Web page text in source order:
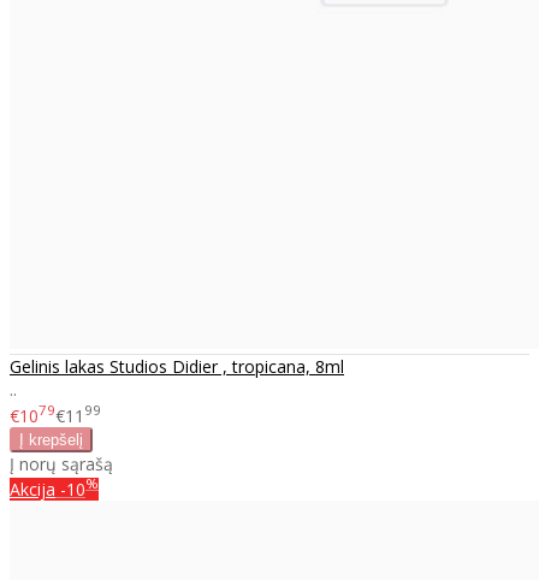
Gelinis lakas Studios Didier , tropicana, 8ml
..
€1079€11 99
Į norų sąrašą
Akcija -10%